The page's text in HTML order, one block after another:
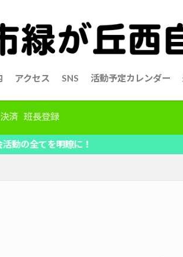
アクセス SNS 活動予定カレンダー
済 班長登録
瞭に！